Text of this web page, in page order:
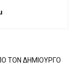
ΤΟΝ ΔΗΜΙΟΥΡΓΟ